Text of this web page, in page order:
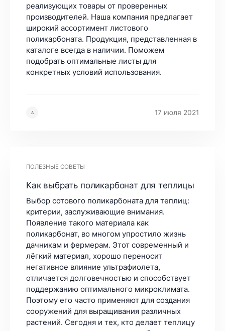
реализующих товары от проверенных
производителей. Наша компания предлагает
широкий ассортимент листового
поликарбоната. Продукция, представленная в
каталоге всегда в наличии. Поможем
подобрать оптимальные листы для
конкретных условий использования.
А 17 июля 2021
ПОЛЕЗНЫЕ СОВЕТЫ
Как выбрать поликарбонат для теплицы
Выбор сотового поликарбоната для теплиц:
критерии, заслуживающие внимания.
Появление такого материала как
поликарбонат, во многом упростило жизнь
дачникам и фермерам. Этот современный и
лёгкий материал, хорошо переносит
негативное влияние ультрафиолета,
отличается долговечностью и способствует
поддержанию оптимального микроклимата.
Поэтому его часто применяют для создания
сооружений для выращивания различных
растений. Сегодня и тех, кто делает теплицу